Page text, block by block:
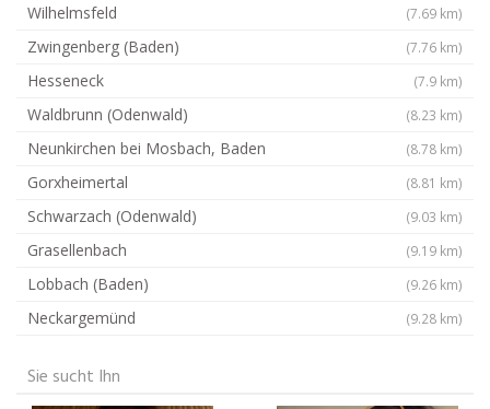
Wilhelmsfeld (7.69 km)
Zwingenberg (Baden) (7.76 km)
Hesseneck (7.9 km)
Waldbrunn (Odenwald) (8.23 km)
Neunkirchen bei Mosbach, Baden (8.78 km)
Gorxheimertal (8.81 km)
Schwarzach (Odenwald) (9.03 km)
Grasellenbach (9.19 km)
Lobbach (Baden) (9.26 km)
Neckargemünd (9.28 km)
Sie sucht Ihn